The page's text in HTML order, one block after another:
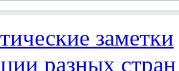
заметки
разных стран